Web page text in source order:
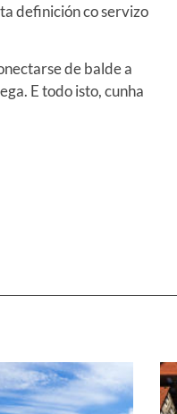
definición co servizo
de balde a
E todo isto, cunha